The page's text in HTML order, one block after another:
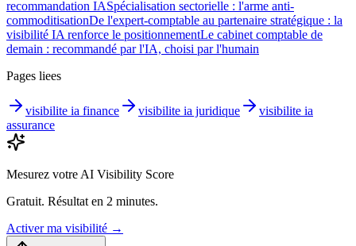
recommandation IASpécialisation sectorielle : l'arme anti-
commoditisationDe l'expert-comptable au partenaire stratégique : la
visibilité IA renforce le positionnementLe cabinet comptable de
demain : recommandé par l'IA, choisi par l'humain
Pages liees
visibilite ia finance visibilite ia juridique
visibilite ia
assurance
Mesurez votre AI Visibility Score
Gratuit. Résultat en 2 minutes.
Activer ma visibilité →